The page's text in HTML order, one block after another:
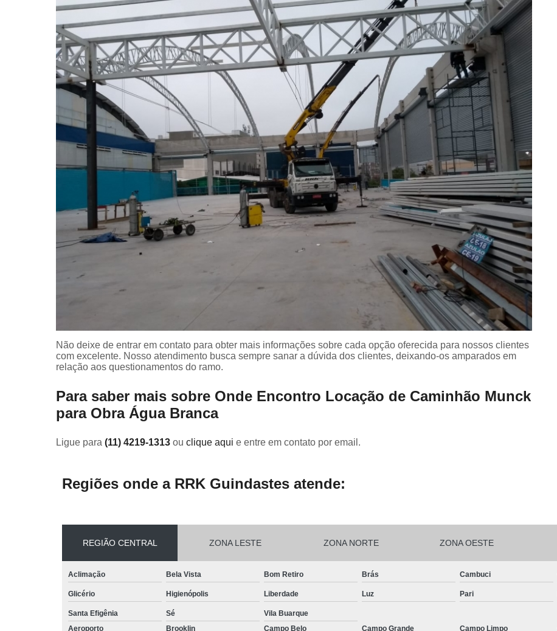
Não deixe de entrar em contato para obter mais informações sobre cada opção oferecida para nossos clientes
com excelente. Nosso atendimento busca sempre sanar a dúvida dos clientes, deixando-os amparados em
relação aos questionamentos do ramo.
Para saber mais sobre Onde Encontro Locação de Caminhão Munck
para Obra Água Branca
Ligue para (11) 4219-1313 ou clique aqui e entre em contato por email.
Regiões onde a RRK Guindastes atende:
REGIÃO CENTRAL ZONA LESTE ZONA NORTE ZONA OESTE
Aclimação Bela Vista Bom Retiro Brás Cambuci
Glicério Higienópolis Liberdade Luz Pari
Santa Efigênia Sé
Vila Buarque
Aeroporto
Brooklin Campo Belo Campo Grande Campo Limpo